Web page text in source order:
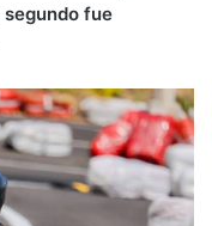
fue